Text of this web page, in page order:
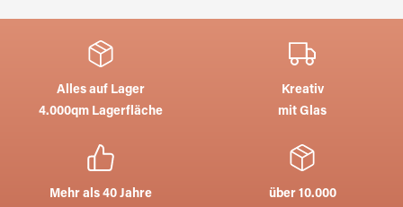
Alles auf Lager
4.000qm Lagerfläche
Kreativ
mit Glas
Mehr als 40 Jahre
über 10.000